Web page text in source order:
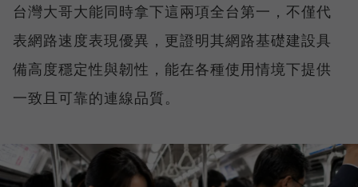
台灣大哥大能同時拿下這兩項全台第一，不僅代
表網路速度表現優異，更證明其網路基礎建設具
備高度穩定性與韌性，能在各種使用情境下提供
一致且可靠的連線品質。